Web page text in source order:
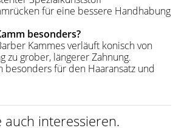
für eine bessere Handhabung
besonders?
Kammes verläuft konisch von
zu grober, längerer Zahnung.
besonders für den Haaransatz und
auch interessieren.